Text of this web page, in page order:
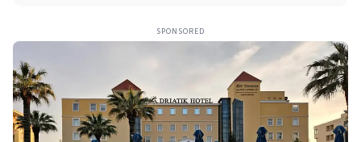
SPONSORED